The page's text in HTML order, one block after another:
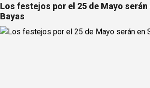
Los festejos por el 25 de Mayo serán
Bayas